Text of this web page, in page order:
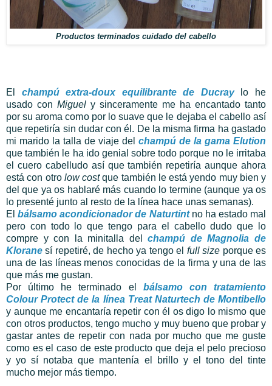
Productos terminados cuidado del cabello
El champú extra-doux equilibrante de Ducraylo he
usado con Miguel y sinceramente me ha encantado tanto
por su aroma como por lo suave que le dejaba el cabello así
que repetiría sin dudar con él. De la misma firma ha gastado
mi marido la talla de viaje del champú de la gama Elution
que también le ha ido genial sobre todo porque no le irritaba
el cuero cabelludo así que también repetiría aunque ahora
está con otro low costque también le está yendo muy bien y
del que ya os hablaré más cuando lo termine (aunque ya os
lo presenté junto al resto de la línea hace unas semanas).
Elbálsamo acondicionador de Naturtintno ha estado mal
pero con todo lo que tengo para el cabello dudo que lo
compre y con la minitalla delchampú de Magnolia de
Klorane sí repetiré, de hecho ya tengo el full size porque es
una de las líneas menos conocidas de la firma y una de las
que más me gustan.
Por último he terminado el bálsamo con tratamiento
Colour Protect de la línea Treat Naturtech de Montibello
y aunque me encantaría repetir con él os digo lo mismo que
con otros productos, tengo mucho y muy bueno que probar y
gastar antes de repetir con nada por mucho que me guste
como es el caso de este producto que deja el pelo precioso
y yo sí notaba que mantenía el brillo y el tono del tinte
mucho mejor más tiempo.